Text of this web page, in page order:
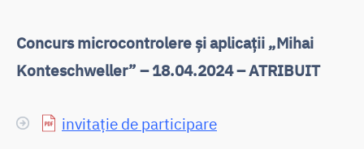
Concurs microcontrolere și aplicații „Mihai
Konteschweller” – 18.04.2024 – ATRIBUIT
invitație de participare